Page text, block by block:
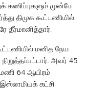
கணிப்புகளும் முன்பே
திமுக கூட்டணியில்
தீர்மானித்தார்.
மனித நேய
அவர் 45
64 ஆயிரம்
கட்சி